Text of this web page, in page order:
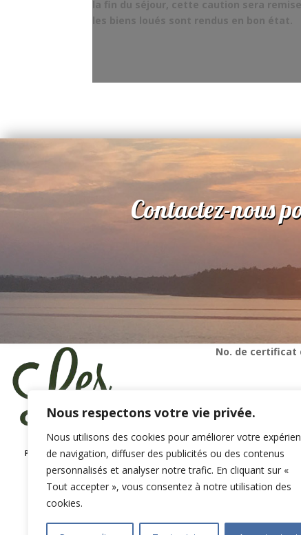
Nous respectons votre vie privée.
Nous utilisons des cookies pour améliorer votre
de navigation, diffuser des publicités ou des contenus
personnalisés et analyser notre trafic. En cliquant sur «
Tout accepter », vous consentez à notre utilisation des
cookies.
la fin du séjour, cette caution sera
les biens loués sont rendus en bon état.
Contactez-nous
No. de
Chiens